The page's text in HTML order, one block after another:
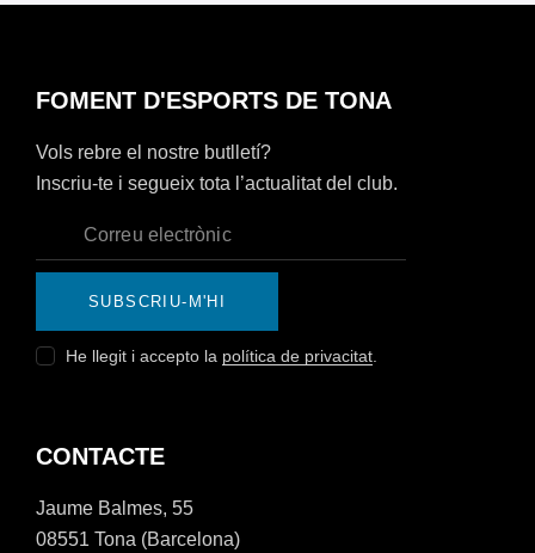
FOMENT D'ESPORTS DE TONA
Vols rebre el nostre butlletí?
Inscriu-te i segueix tota l’actualitat del club.
SUBSCRIU-M'HI
He llegit i accepto la política de privacitat
CONTACTE
Jaume Balmes, 55
08551 Tona (Barcelona)